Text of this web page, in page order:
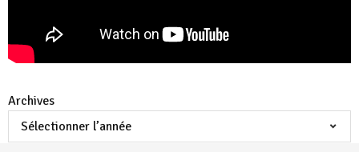
Archives